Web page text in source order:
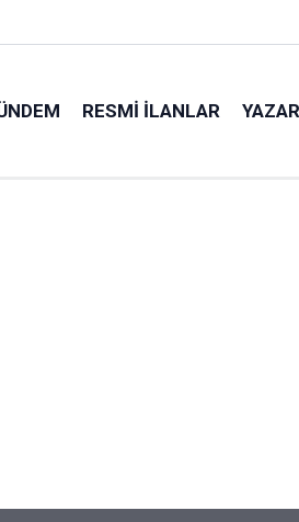
RESMI İLANLAR